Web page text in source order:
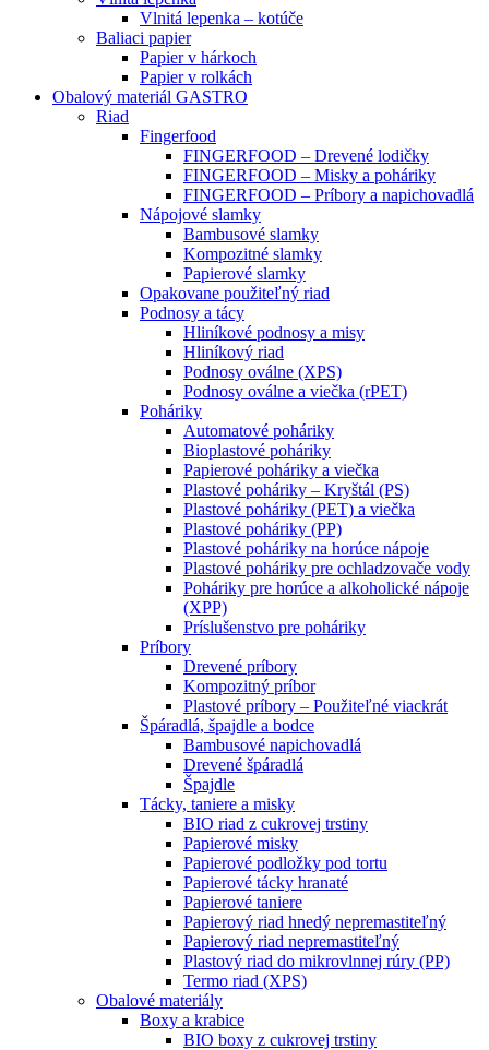
Vlnitá lepenka – kotúče
Baliaci papier
Papier v hárkoch
Papier v rolkách
Obalový materiál GASTRO
Riad
Fingerfood
FINGERFOOD – Drevené lodičky
FINGERFOOD – Misky a poháriky
FINGERFOOD – Príbory a napichovadlá
Nápojové slamky
Bambusové slamky
Kompozitné slamky
Papierové slamky
Opakovane použiteľný riad
Podnosy a tácy
Hliníkové podnosy a misy
Hliníkový riad
Podnosy oválne (XPS)
Podnosy oválne a viečka (rPET)
Poháriky
Automatové poháriky
Bioplastové poháriky
Papierové poháriky a viečka
Plastové poháriky – Kryštál (PS)
Plastové poháriky (PET) a viečka
Plastové poháriky (PP)
Plastové poháriky na horúce nápoje
Plastové poháriky pre ochladzovače vody
Poháriky pre horúce a alkoholické nápoje
(XPP)
Príslušenstvo pre poháriky
Príbory
Drevené príbory
Kompozitný príbor
Plastové príbory – Použiteľné viackrát
Špáradlá, špajdle a bodce
Bambusové napichovadlá
Drevené špáradlá
Špajdle
Tácky, taniere a misky
BIO riad z cukrovej trstiny
Papierové misky
Papierové podložky pod tortu
Papierové tácky hranaté
Papierové taniere
Papierový riad hnedý nepremastiteľný
Papierový riad nepremastiteľný
Plastový riad do mikrovlnnej rúry (PP)
Termo riad (XPS)
Obalové materiály
Boxy a krabice
BIO boxy z cukrovej trstiny